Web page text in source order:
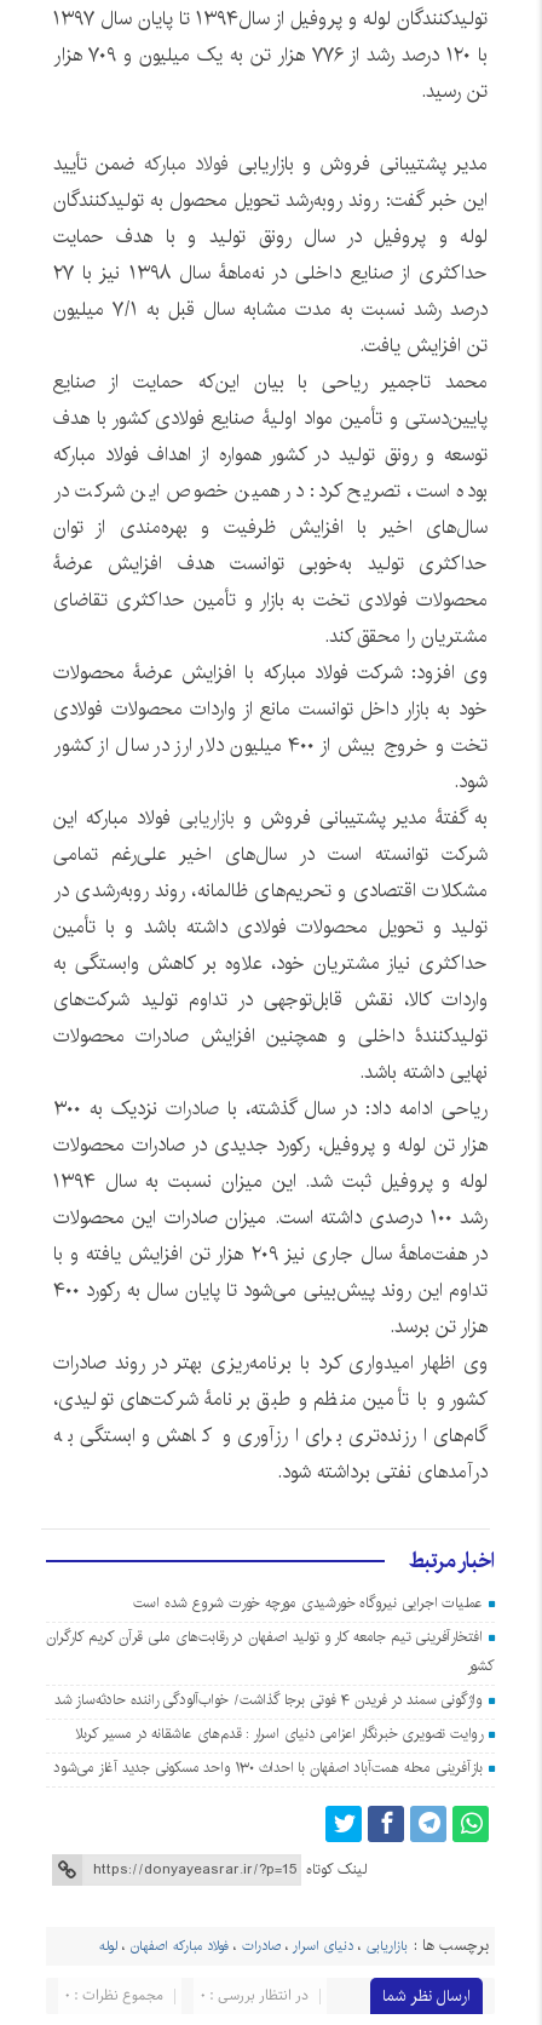
تولیدکنندگان لوله و پروفیل از سال۱۳۹۴ تا پایان سال ۱۳۹۷
با ۱۲۰ درصد رشد از ۷۷۶ هزار تن به یک میلیون و ۷۰۹ هزار
تن رسید.
مدیر پشتیبانی فروش و بازاریابی فولاد مبارکه ضمن تأیید
این خبر گفت: روند روبه‌رشد تحویل محصول به تولیدکنندگان
لوله و پروفیل در سال رونق تولید و با هدف حمایت
حداکثری از صنایع داخلی در نه‌ماهۀ سال ۱۳۹۸ نیز با ۲۷
درصد رشد نسبت به مدت مشابه سال قبل به ۷/۱ میلیون
تن افزایش یافت.
محمد تاجمیر ریاحی با بیان این‌که حمایت از صنایع
پایین‌دستی و تأمین مواد اولیۀ صنایع فولادی کشور با هدف
توسعه و رونق تولید در کشور همواره از اهداف فولاد مبارکه
بوده است، تصریح کرد: در همین خصوص این شرکت در
سال‌های اخیر با افزایش ظرفیت و بهره‌مندی از توان
حداکثری تولید به‌خوبی توانست هدف افزایش عرضۀ
محصولات فولادی تخت به بازار و تأمین حداکثری تقاضای
مشتریان را محقق کند.
وی افزود: شرکت فولاد مبارکه با افزایش عرضۀ محصولات
خود به بازار داخل توانست مانع از واردات محصولات فولادی
تخت و خروج بیش از ۴۰۰ میلیون دلار ارز در سال از کشور
شود.
به گفتۀ مدیر پشتیبانی فروش و بازاریابی فولاد مبارکه این
شرکت توانسته است در سال‌های اخیر علی‌رغم تمامی
مشکلات اقتصادی و تحریم‌های ظالمانه، روند رو‌به‌رشدی در
تولید و تحویل محصولات فولادی داشته باشد و با تأمین
حداکثری نیاز مشتریان خود، علاوه بر کاهش وابستگی به
واردات کالا، نقش قابل‌توجهی در تداوم تولید شرکت‌های
تولیدکنندۀ داخلی و همچنین افزایش صادرات محصولات
نهایی داشته باشد.
ریاحی ادامه داد: در سال گذشته، با صادرات
نزدیک به ۳۰۰
هزار تن لوله و پروفیل، رکورد جدیدی در صادرات محصولات
لوله و پروفیل ثبت شد. این میزان نسبت به سال ۱۳۹۴
رشد ۱۰۰ درصدی داشته است. میزان صادرات این محصولات
در هفت‌ماهۀ سال جاری نیز ۲۰۹ هزار تن افزایش یافته و با
تداوم این روند پیش‌بینی می‌شود تا پایان سال به رکورد ۴۰۰
هزار تن برسد.
وی اظهار امیدواری کرد با برنامه‌ریزی بهتر در روند صادرات
کشور و با تأمین منظم و طبق برنامۀ شرکت‌های تولیدی،
گام‌های ارزنده‌تری برای ارزآوری و کاهش وابستگی به
درآمدهای نفتی برداشته شود.
اخبار مرتبط
عملیات اجرایی نیروگاه خورشیدی مورچه خورت شروع شده است
افتخارآفرینی تیم جامعه کار و تولید اصفهان در رقابت‌های ملی قرآن کریم کارگران
کشور
واژگونی سمند در فریدن ۴ فوتی برجا گذاشت/ خواب‌آلودگی راننده حادثه‌ساز شد
روایت تصویری خبرنگار اعزامی دنیای اسرار : قدم‌های عاشقانه در مسیر کربلا
بازآفرینی محله همت‌آباد اصفهان با احداث ۱۳۰ واحد مسکونی جدید آغاز می‌شود
لینک کوتاه
برچسب ها : بازاریابی ،دنیای اسرار ،صادرات ،فولاد مبارکه اصفهان ،لوله
ارسال نظر شما مجموع نظرات : 0
در انتظار بررسی : 0